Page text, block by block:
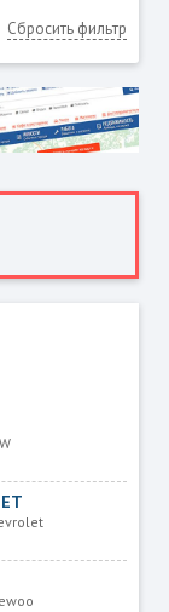
Сбросить фильтр